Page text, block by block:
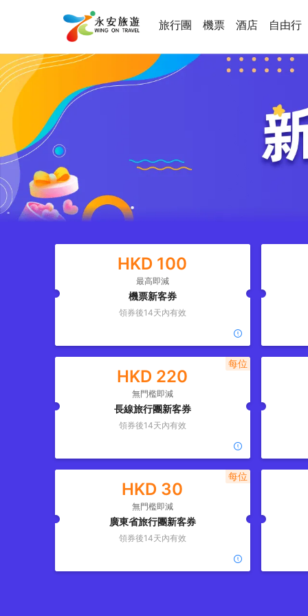
旅行團 機票 酒店 自由行
HKD 100
最高即減
機票新客券
領券後14天內有效
HKD 220
無門檻即減
長線旅行團新客券
領券後14天內有效
每位
HKD 30
無門檻即減
廣東省旅行團新客券
領券後14天內有效
每位